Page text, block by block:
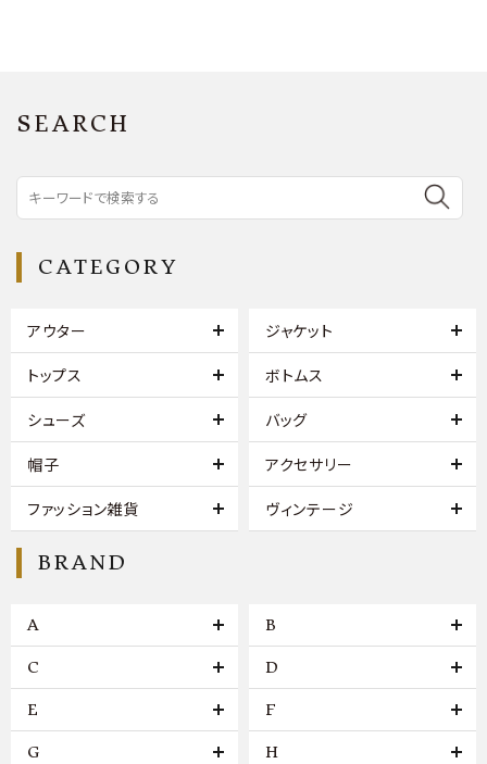
SEARCH
CATEGORY
アウター ジャケット
トップス ボトムス
シューズ バッグ
帽子 アクセサリー
ファッション雑貨 ヴィンテージ
BRAND
A B
C D
E F
G H